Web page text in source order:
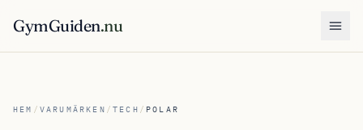
GymGuiden.nu
HEM / VARUMÄRKEN /TECH / POLAR